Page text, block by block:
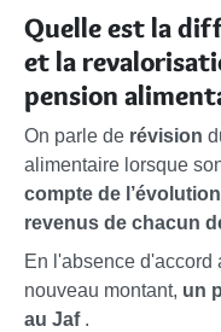
Quelle est la
et la
pension
On parle de révision
alimentaire lorsque
compte de
revenus de chacun
En l'absence d'accord
nouveau montant, un
au Jaf .